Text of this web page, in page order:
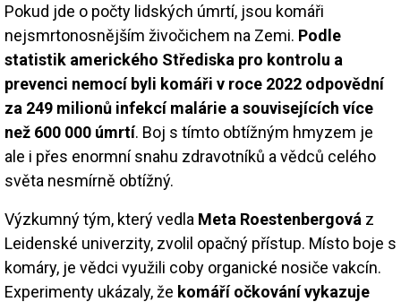
Pokud jde o počty lidských úmrtí, jsou komáři
nejsmrtonosnějším živočichem na Zemi. Podle
statistik amerického Střediska pro kontrolu a
prevenci nemocí byli komáři v roce 2022 odpovědní
za 249 milionů infekcí malárie a souvisejících více
než 600 000 úmrtí. Boj s tímto obtížným hmyzem je
ale i přes enormní snahu zdravotníků a vědců celého
světa nesmírně obtížný.
Výzkumný tým, který vedla Meta Roestenbergová z
Leidenské univerzity, zvolil opačný přístup. Místo boje s
komáry, je vědci využili coby organické nosiče vakcín.
Experimenty ukázaly, že komáří očkování vykazuje